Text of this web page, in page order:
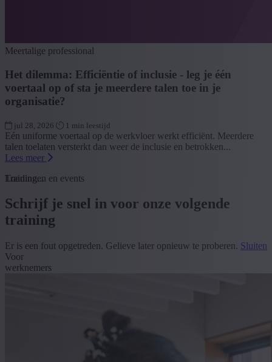
Meertalige professional
Het dilemma: Efficiëntie of inclusie - leg je één
voertaal op of sta je meerdere talen toe in je
organisatie?
jul 28, 2026 1 min leestijd
Eén uniforme voertaal op de werkvloer werkt efficiënt. Meerdere
talen toelaten versterkt dan weer de inclusie en betrokken...
Lees meer
Loading...
Trainingen en events
Schrijf je snel in voor onze volgende
training
Er is een fout opgetreden. Gelieve later opnieuw te proberen. Sluiten
Voor
werknemers